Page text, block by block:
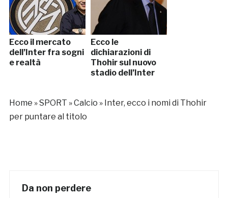
Ecco il mercato
dell’Inter fra sogni
e realtà
Ecco le
dichiarazioni di
Thohir sul nuovo
stadio dell’Inter
Home »SPORT »Calcio » Inter, ecco i nomi di Thohir
per puntare al titolo
Da non perdere